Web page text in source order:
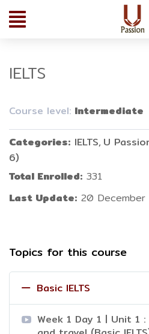
IELTS
Course level: Intermediate
Categories IELTS U
6)
Total Enrolled 331
Last Update 20
Topics for this course
Basic IELTS
Week 1 Day 1 | Unit 1